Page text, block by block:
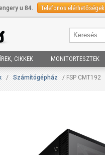
u 84. Telefonos elérhetőségek
CIKKEK MONITORTESZTEK
/ Számítógépház / FSP CMT192